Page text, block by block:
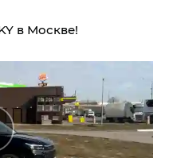
в Москве!